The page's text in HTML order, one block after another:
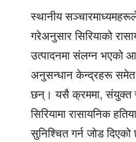
स्थानीय सञ्चारमाध्यमहरूले
गरेअनुसार सिरियाको
उत्पादनमा संलग्न भएको
अनुसन्धान केन्द्रहरू समेत
छन्। यसै क्रममा, संयुक्त
सिरियामा रासायनिक
सुनिश्चित गर्न जोड दिएको